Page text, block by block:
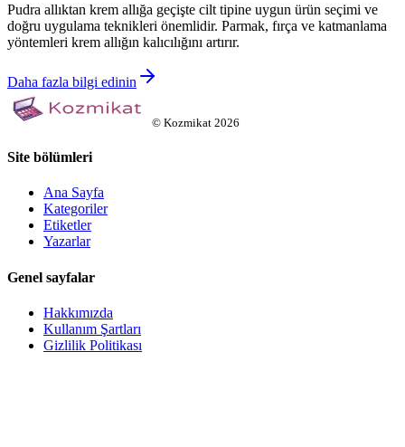
Pudra allıktan krem allığa geçişte cilt tipine uygun ürün seçimi ve
doğru uygulama teknikleri önemlidir. Parmak, fırça ve katmanlama
yöntemleri krem allığın kalıcılığını artırır.
Daha fazla bilgi edinin
© Kozmikat 2026
Site bölümleri
Ana Sayfa
Kategoriler
Etiketler
Yazarlar
Genel sayfalar
Hakkımızda
Kullanım Şartları
Gizlilik Politikası